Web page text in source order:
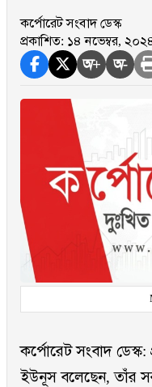
কর্পোরেট সংবাদ ডেস্ক
প্রকাশিত: ১৪ নভেম্বর,
অ+ অ-
কর্পোরেট সংবাদ ডেস্ক:
ইউনূস বলেছেন, তাঁর